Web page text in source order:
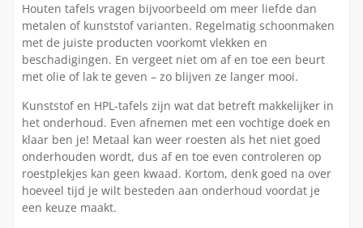
Houten tafels vragen bijvoorbeeld om meer liefde dan
metalen of kunststof varianten. Regelmatig schoonmaken
met de juiste producten voorkomt vlekken en
beschadigingen. En vergeet niet om af en toe een beurt
met olie of lak te geven – zo blijven ze langer mooi.
Kunststof en HPL-tafels zijn wat dat betreft makkelijker in
het onderhoud. Even afnemen met een vochtige doek en
klaar ben je! Metaal kan weer roesten als het niet goed
onderhouden wordt, dus af en toe even controleren op
roestplekjes kan geen kwaad. Kortom, denk goed na over
hoeveel tijd je wilt besteden aan onderhoud voordat je
een keuze maakt.